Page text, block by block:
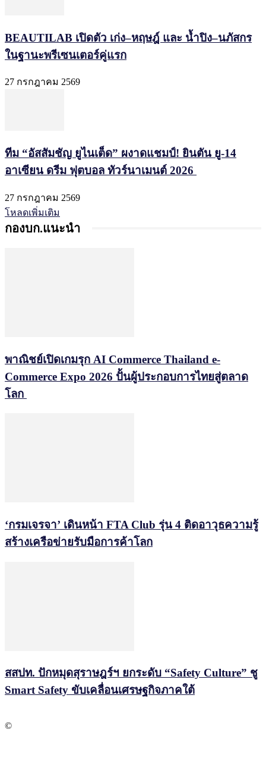
BEAUTILAB เปิดตัว เก่ง–หฤษฎ์ และ น้ำปิง–นภัสกร
ในฐานะพรีเซนเตอร์คู่แรก
27 กรกฎาคม 2569
ทีม “อัสสัมชัญ ยูไนเต็ด” ผงาดแชมป์! ยินตัน ยู-14
อาเซียน ดรีม ฟุตบอล ทัวร์นาเมนต์ 2026
27 กรกฎาคม 2569
โหลดเพิ่มเติม
กองบก.แนะนำ
พาณิชย์เปิดเกมรุก AI Commerce Thailand e-
Commerce Expo 2026 ปั้นผู้ประกอบการไทยสู่ตลาด
โลก
‘กรมเจรจา’ เดินหน้า FTA Club รุ่น 4 ติดอาวุธความรู้
สร้างเครือข่ายรับมือการค้าโลก
สสปท. ปักหมุดสุราษฎร์ฯ ยกระดับ “Safety Culture” ชู
Smart Safety ขับเคลื่อนเศรษฐกิจภาคใต้
©